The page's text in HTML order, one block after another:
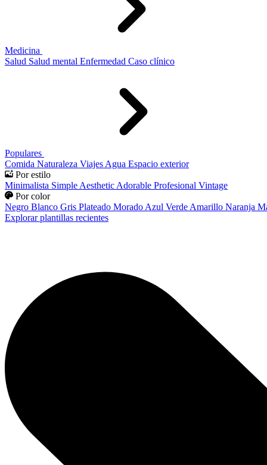
Medicina
Salud Salud mental Enfermedad Caso clínico
Populares
Comida Naturaleza Viajes Agua Espacio exterior
Por estilo
Minimalista Simple Aesthetic Adorable Profesional Vintage
Por color
Negro Blanco Gris Plateado Morado Azul Verde Amarillo Naranja
Explorar plantillas recientes